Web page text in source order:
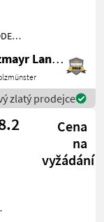
-
- s
s
Schwarzmayr Landtechnik GmbH - Aurolzmünster
zlatý prodejce
Cena
na
vyžádání